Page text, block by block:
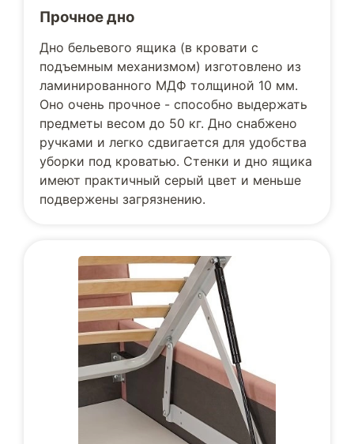
Прочное дно
Дно бельевого ящика (в кровати с
подъемным механизмом) изготовлено из
ламинированного МДФ толщиной 10 мм.
Оно очень прочное - способно выдержать
предметы весом до 50 кг. Дно снабжено
ручками и легко сдвигается для удобства
уборки под кроватью. Стенки и дно ящика
имеют практичный серый цвет и меньше
подвержены загрязнению.